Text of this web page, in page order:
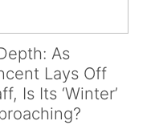
As
Lays Off
Is Its ‘Winter’